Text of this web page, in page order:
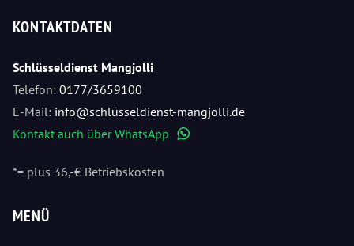
KONTAKTDATEN
Schlüsseldienst Mangjolli
Telefon: 0177/3659100
E-Mail: info@schlüsseldienst-mangjolli.de
Kontakt auch über WhatsApp
*= plus 36,-€ Betriebskosten
MENÜ